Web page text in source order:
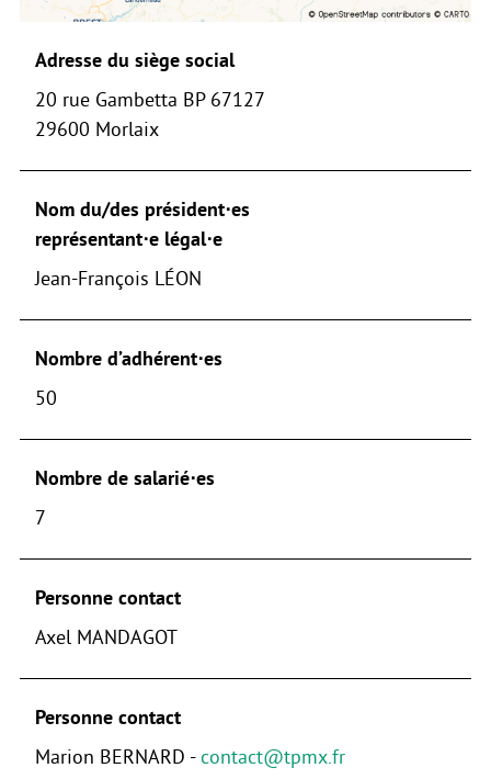
Adresse du siège social
20 rue Gambetta BP 67127
29600 Morlaix
Nom du/des président⋅es
représentant⋅e légal⋅e
Jean-François LÉON
Nombre d’adhérent⋅es
50
Nombre de salarié⋅es
7
Personne contact
Axel MANDAGOT
Personne contact
Marion BERNARD - contact@tpmx.fr